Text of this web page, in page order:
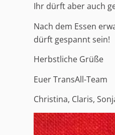
Ihr dürft aber auch
Nach dem Essen
dürft gespannt sein!
Herbstliche Grüße
Euer TransAll-Team
Christina, Claris,